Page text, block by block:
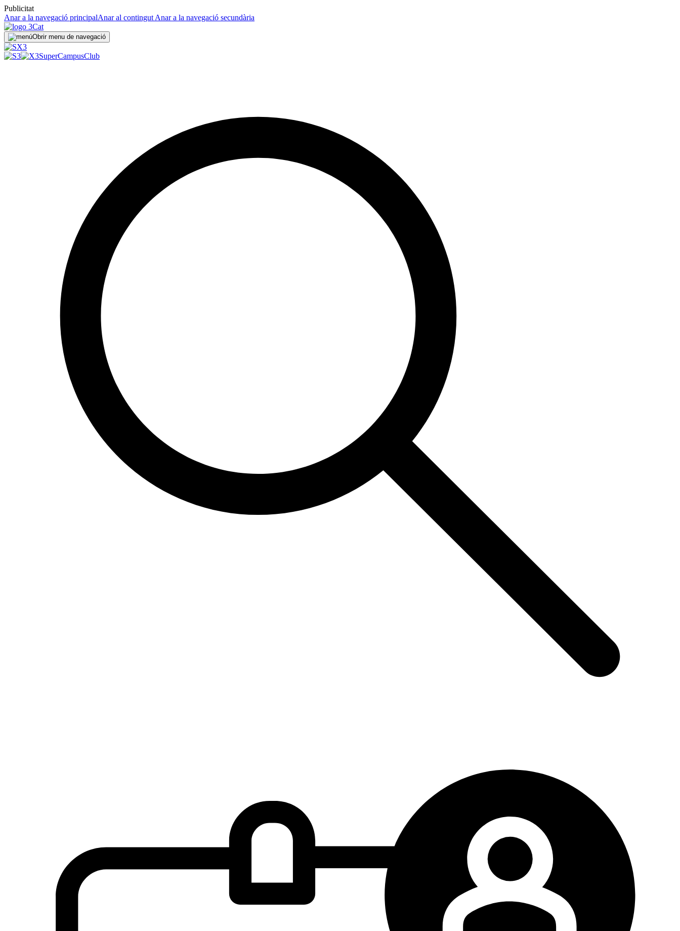
Publicitat
Anar a la navegació principalAnar al contingut Anar a la navegació secundària
Obrir menu de navegació
SuperCampusClub